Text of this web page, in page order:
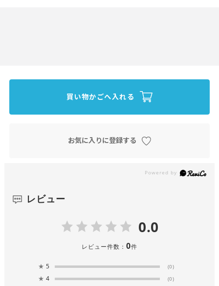
買い物かごへ入れる
お気に入りに登録する
レビュー
0.0
レビュー件数： 0件
★ 5 (0)
★ 4 (0)